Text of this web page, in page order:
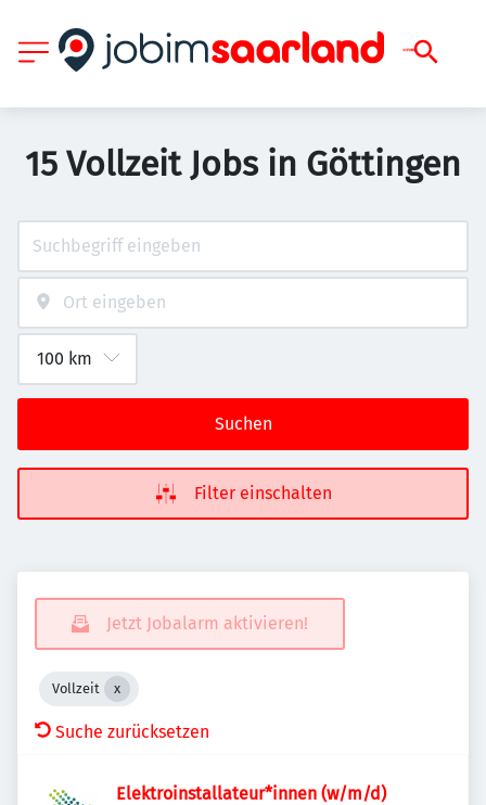
15 Vollzeit Jobs in Göttingen
Suchen
Filter einschalten
Jetzt Jobalarm aktivieren!
Vollzeit
Suche zurücksetzen
Elektroinstallateur*innen (w/m/d)